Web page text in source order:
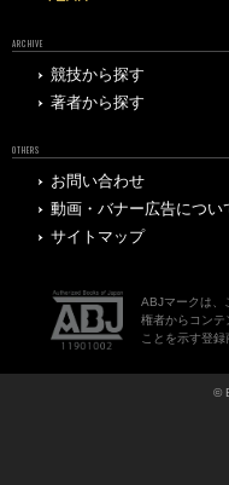
ARCHIVE
競技から探す
著者から探す
OTHERS
お問い合わせ
動画・バナー広告につい
サイトマップ
ABJマークは、
権者からコンテ
ことを示す登
©